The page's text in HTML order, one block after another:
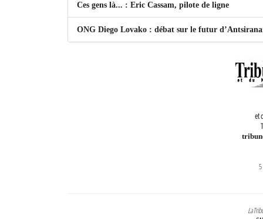
Ces gens là... : Eric Cassam, pilote de ligne
ONG Diego Lovako : débat sur le futur
et